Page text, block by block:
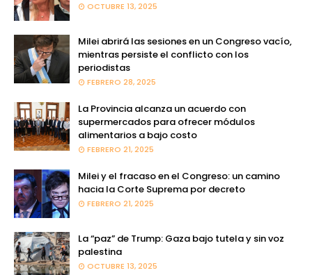
OCTUBRE 13, 2025
Milei abrirá las sesiones en un Congreso vacío,
mientras persiste el conflicto con los
periodistas
FEBRERO 28, 2025
La Provincia alcanza un acuerdo con
supermercados para ofrecer módulos
alimentarios a bajo costo
FEBRERO 21, 2025
Milei y el fracaso en el Congreso: un camino
hacia la Corte Suprema por decreto
FEBRERO 21, 2025
La “paz” de Trump: Gaza bajo tutela y sin voz
palestina
OCTUBRE 13, 2025